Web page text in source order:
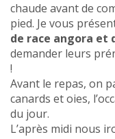
chaude avant de
pied. Je vous
de race angora et
demander leurs
!
Avant le repas, on
canards et oies,
du jour.
L’après midi nous